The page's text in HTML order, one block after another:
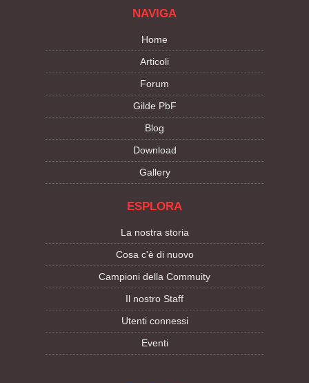
NAVIGA
Home
Articoli
Forum
Gilde PbF
Blog
Download
Gallery
ESPLORA
La nostra storia
Cosa c'è di nuovo
Campioni della Commuity
Il nostro Staff
Utenti connessi
Eventi